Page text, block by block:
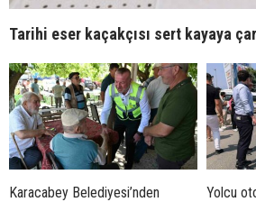
Tarihi eser kaçakçısı sert kayaya
Karacabey Belediyesi’nden
Yolcu